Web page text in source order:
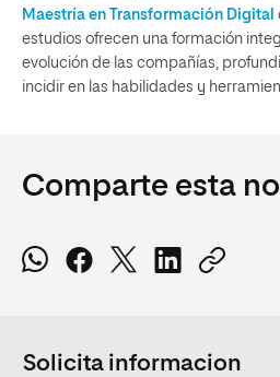
Maestría en Transformación Digital
estudios ofrecen una formación
evolución de las compañías,
incidir en las habilidades y
Comparte esta
Solicita informacion